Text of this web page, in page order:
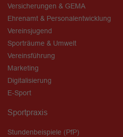
Versicherungen & GEMA
Ehrenamt & Personalentwicklung
Vereinsjugend
Sporträume & Umwelt
Vereinsführung
Marketing
Digitalisierung
E-Sport
Sportpraxis
Stundenbeispiele (PfP)